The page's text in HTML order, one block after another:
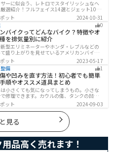
ーに似合う、レトロでスタイリッシュなヘ
選紹介！フルフェイス14選とジェット10選
ンナップで、安全性とデザインの両立を実
のヘルメットで、あなたのライダーズライ
的にアップグレードしましょう！
ット
2024-10-31
0
バイクってどんなバイク？特徴やオ
を排気量別に紹介
型エリミネーターやホンダ・レブルなどの
盛り上がりを見せているアメリカンバイ
ッシュに乗れることはもちろん、ツーリン
もこなせるアメリカンバイクの特徴や、オ
についてご紹介します！
ット
2023-05-17
備
1
や凹みを直す方法！初心者でも簡単
順やオススメ道具まとめ
小さくても気になってしまうもの。小さな
修理できます。カウルの傷、タンクの凹
脂の劣化、ホイールの傷などあらゆる傷の
とめました。自分でバイクの傷を直したい
人は参考にしてください。
ット 2024-09-03
見る
品高く売れます！